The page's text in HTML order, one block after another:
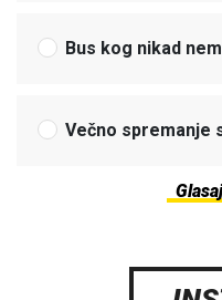
Bus kog nikad
Večno spremanje